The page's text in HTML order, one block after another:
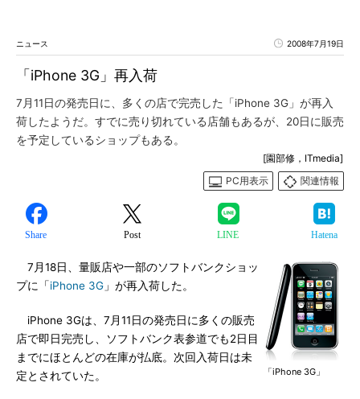
ニュース 2008年7月19日
「iPhone 3G」再入荷
7月11日の発売日に、多くの店で完売した「iPhone 3G」が再入
荷したようだ。すでに売り切れている店舗もあるが、20日に販売
を予定しているショップもある。
[園部修，ITmedia]
PC用表示
関連情報
Share Post LINE Hatena
「iPhone 3G」
7月18日、量販店や一部のソフトバンクショッ
プに「iPhone 3G 」が再入荷した。
iPhone 3Gは、7月11日の発売日に多くの販売
店で即日完売し、ソフトバンク表参道でも2日目
までにほとんどの在庫が払底。次回入荷日は未
定とされていた。